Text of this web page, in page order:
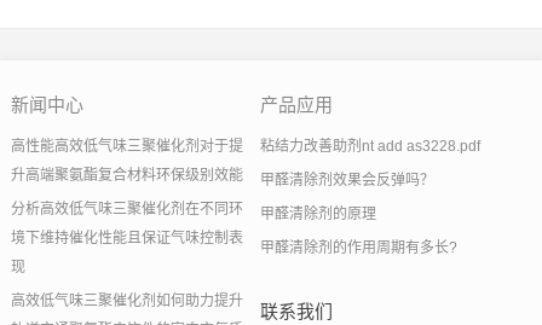
新闻中心
高性能高效低气味三聚催化剂对于提
升高端聚氨酯复合材料环保级别效能
分析高效低气味三聚催化剂在不同环
境下维持催化性能且保证气味控制表
现
高效低气味三聚催化剂如何助力提升
产品应用
粘结力改善助剂nt add as3228.pdf
甲醛清除剂效果会反弹吗？
甲醛清除剂的原理
甲醛清除剂的作用周期有多长?
联系我们